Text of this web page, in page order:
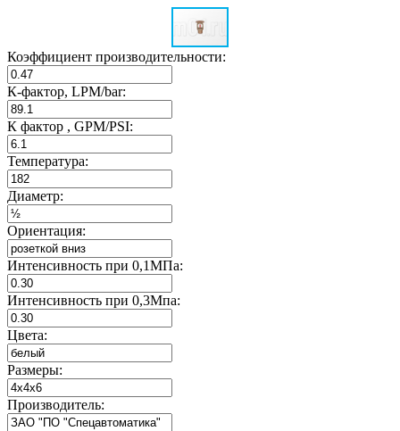
Коэффициент производительности:
К-фактор, LPM/bar:
К фактор , GPM/PSI:
Температура:
Диаметр:
Ориентация:
Интенсивность при 0,1МПа:
Интенсивность при 0,3Мпа:
Цвета:
Размеры:
Производитель: